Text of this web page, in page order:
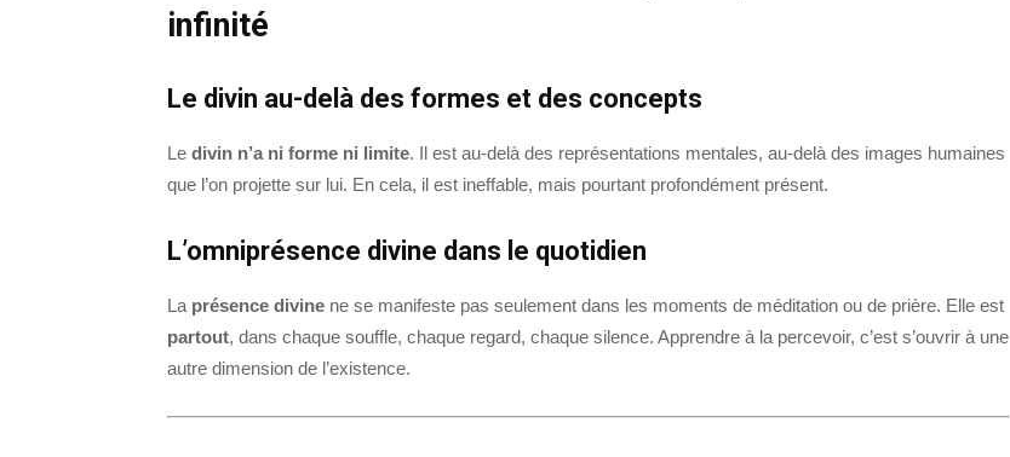
infinité
Le divin au-delà des formes et des concepts
Le divin n’a ni forme ni limite. Il est au-delà des représentations mentales, au-delà des images humaines
que l’on projette sur lui. En cela, il est ineffable, mais pourtant profondément présent.
L’omniprésence divine dans le quotidien
La présence divine ne se manifeste pas seulement dans les moments de méditation ou de prière. Elle est
partout, dans chaque souffle, chaque regard, chaque silence. Apprendre à la percevoir, c’est s’ouvrir à une
autre dimension de l’existence.